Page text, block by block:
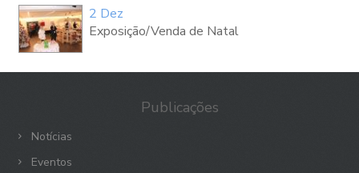
2 Dez
Exposição/Venda de Natal
Publicações
Notícias
Eventos